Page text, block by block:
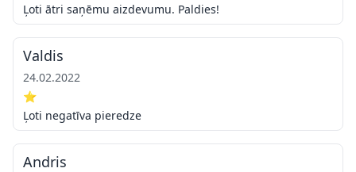
Ļoti ātri saņēmu aizdevumu. Paldies!
Valdis
24.02.2022
⭐
Ļoti negatīva pieredze
Andris